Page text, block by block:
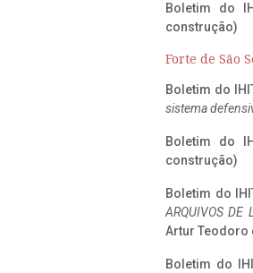
Boletim do
construção)
Forte de São
Boletim do
sistema
Boletim do
construção)
Boletim do
ARQUIVOS DE
Artur Teodoro
Boletim do